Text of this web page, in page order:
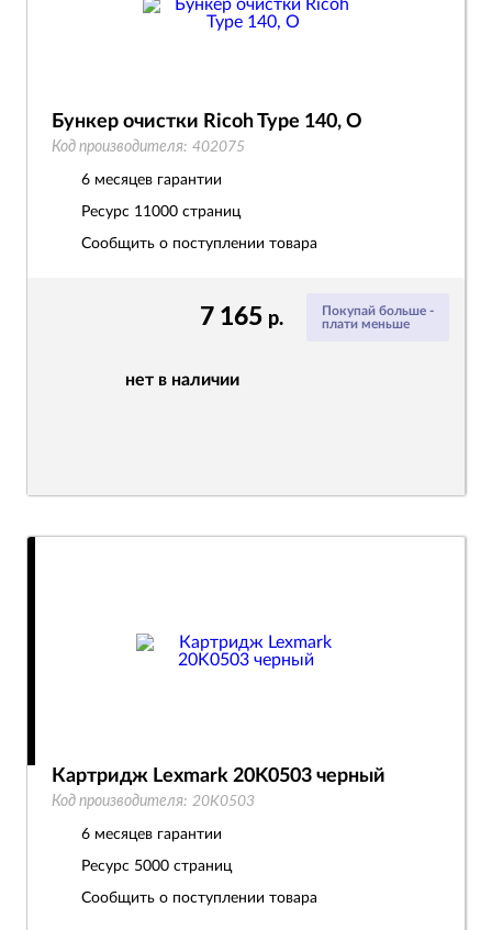
Покупай больше -
плати меньше
7 165 р.
нет в наличии
Бункер очистки Ricoh Type 140, O
Код производителя: 402075
6 месяцев гарантии
Ресурс 11000 страниц
Сообщить о поступлении товара
Картридж Lexmark 20K0503 черный
Код производителя: 20K0503
6 месяцев гарантии
Ресурс 5000 страниц
Сообщить о поступлении товара